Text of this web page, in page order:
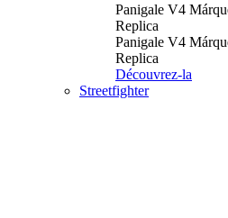
Panigale V4
Replica
Panigale V4
Replica
Découvrez-la
Streetfighter